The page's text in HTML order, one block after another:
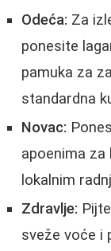
Odeća: Za
ponesite
pamuka za
standardna
Novac:
apoenima za
lokalnim
Zdravlje:
sveže voće i